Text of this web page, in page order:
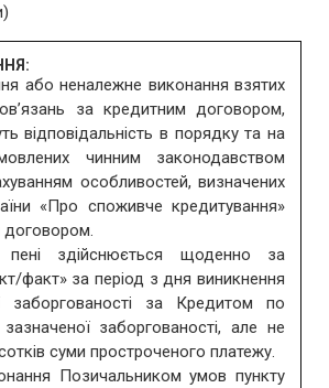
або неналежне виконання взятих
за кредитним договором,
відповідальність в порядку та на
чинним законодавством
особливостей, визначених
«Про споживче кредитування»
договором.
пені здійснюється щоденно за
факт» за період з дня виникнення
заборгованості за Кредитом по
заборгованості, але не
суми простроченого платежу.
Позичальником умов пункту